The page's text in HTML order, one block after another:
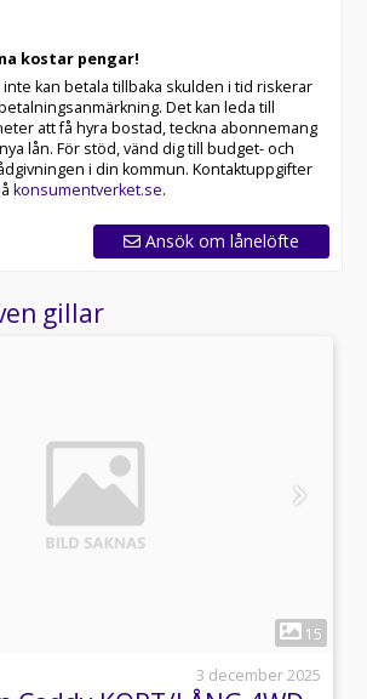
kostar pengar!
inte kan betala tillbaka skulden i tid riskerar
Det kan leda till
att få hyra bostad, teckna abonnemang
lån. För stöd, vänd dig till budget- och
i din kommun. Kontaktuppgifter
konsumentverket.se.
Ansök om lånelöfte
gillar
15
3 december 2025